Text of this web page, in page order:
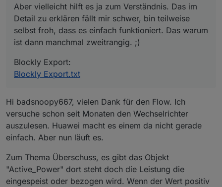
Aber vielleicht hilft es ja zum Verständnis. Das im
Detail zu erklären fällt mir schwer, bin teilweise
selbst froh, dass es einfach funktioniert. Das warum
ist dann manchmal zweitrangig. ;)
Blockly Export:
Blockly Export.txt
Hi badsnoopy667, vielen Dank für den Flow. Ich
versuche schon seit Monaten den Wechselrichter
auszulesen. Huawei macht es einem da nicht gerade
einfach. Aber nun läuft es.
Zum Thema Überschuss, es gibt das Objekt
"Active_Power" dort steht doch die Leistung die
eingespeist oder bezogen wird. Wenn der Wert positiv